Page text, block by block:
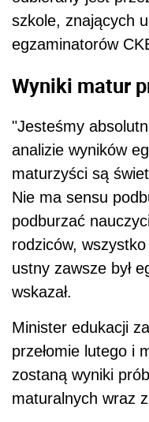
szkole, znających
egzaminatorów
Wyniki matur
"Jesteśmy
analizie wyników
maturzyści są
Nie ma sensu
podburzać
rodziców,
ustny zawsze był
wskazał.
Minister edukacji
przełomie lutego i
zostaną wyniki
maturalnych wraz